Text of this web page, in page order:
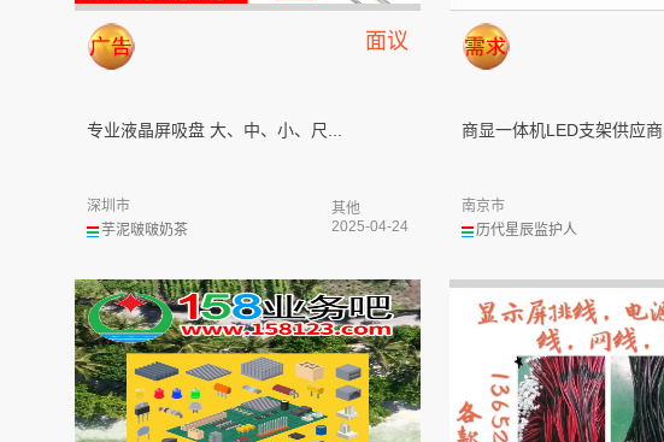
面议
专业液晶屏吸盘 大、中、小、尺...
芋泥啵啵奶茶
深圳市
其他
2025-04-24
商显一体机LED支架供应商
历代星辰监护人
南京市